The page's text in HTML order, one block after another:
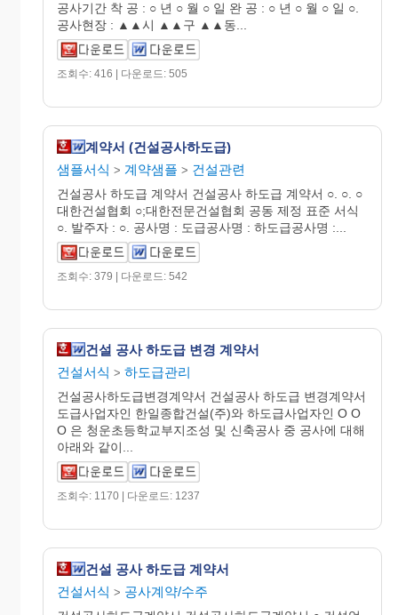
공사기간 착 공 : ○ 년 ○ 월 ○ 일 완 공 : ○ 년 ○ 월 ○ 일 ○.
공사현장 : ▲▲시 ▲▲구 ▲▲동...
조회수: 416 | 다운로드: 505
계약서 (건설공사하도급)
샘플서식 > 계약샘플 > 건설관련
건설공사 하도급 계약서 건설공사 하도급 계약서 ○. ○. ○
대한건설협회 ○;대한전문건설협회 공동 제정 표준 서식
○. 발주자 : ○. 공사명 : 도급공사명 : 하도급공사명 :...
조회수: 379 | 다운로드: 542
건설 공사 하도급 변경 계약서
건설서식 > 하도급관리
건설공사하도급변경계약서 건설공사 하도급 변경계약서
도급사업자인 한일종합건설(주)와 하도급사업자인 O O
O 은 청운초등학교부지조성 및 신축공사 중 공사에 대해
아래와 같이...
조회수: 1170 | 다운로드: 1237
건설 공사 하도급 계약서
건설서식 > 공사계약/수주